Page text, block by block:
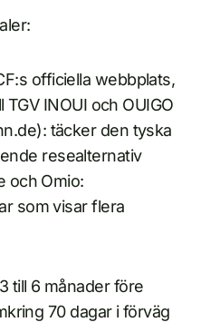
officiella webbplats,
INOUI och OUIGO
täcker den tyska
resealternativ
och Omio:
som visar flera
till 6 månader före
70 dagar i förväg